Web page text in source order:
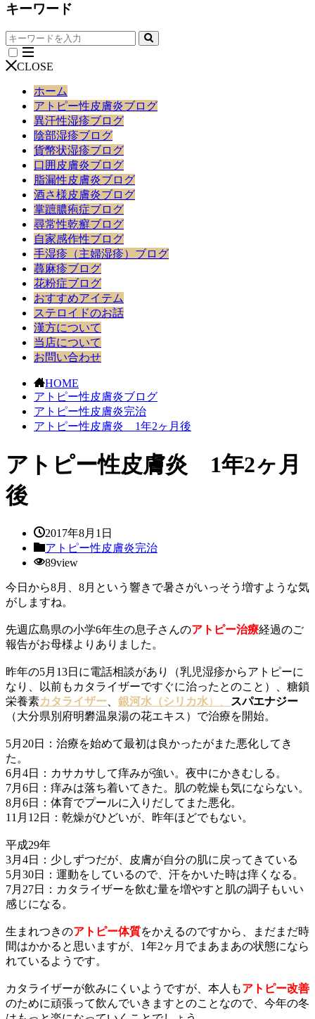
キーワード
CLOSE
ホーム
アトピー性皮膚炎ブログ
異汗性湿疹ブログ
陰部湿疹ブログ
貨幣状湿疹ブログ
口囲皮膚炎ブログ
脂漏性皮膚炎ブログ
酒さ様皮膚炎ブログ
掌蹠膿疱症ブログ
尋常性乾癬ブログ
自家感作性ブログ
手湿疹（主婦湿疹）ブログ
蕁麻疹ブログ
花粉症ブログ
おすすめアイテム
ステロイドのお話
漢方について
当店について
お問い合わせ
HOME
アトピー性皮膚炎ブログ
アトピー性皮膚炎完治
アトピー性皮膚炎 1年2ヶ月後
アトピー性皮膚炎 1年2ヶ月
後
2017年8月1日
アトピー性皮膚炎完治
89view
今日から8月、8月という響きで暑さがいっそう増すような気
がしますね。
先週広島県の小学6年生の息子さんのアトピー治療経過のご
報告がお母様よりありました。
昨年の5月13日に電話相談があり（乳児湿疹からアトピーに
なり、以前もカタライザーですぐに治ったとのこと）、糖鎖
栄養素カタライザー 銀河水（シリカ水）、
スパエナジー
（大分県別府明礬温泉湯の花エキス）で治療を開始。
5月20日：治療を始めて最初は良かったがまた悪化してき
た。
6月4日：カサカサして痒みが強い。夜中にかきむしる。
7月6日：痒みは落ち着いてきた。肌の乾燥も気にならない。
8月6日：体育でプールに入りだしてまた悪化。
11月12日：乾燥がひどいが、昨年ほどでもない。
平成29年
3月4日：少しずつだが、皮膚が自分の肌に戻ってきている
5月30日：運動をしているので、汗をかいた時は痒くなる。
7月27日：カタライザーを飲む量を増やすと肌の調子もいい
感じになる。
生まれつきのアトピー体質をかえるのですから、まだまだ時
間はかかると思いますが、1年2ヶ月でまあまあの状態になら
れているようです。
カタライザーが飲みにくいようですが、本人もアトピー改善
のために頑張って飲んでいきますとのことなので、今年の冬